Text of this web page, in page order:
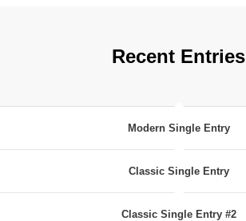
Recent Entries
Modern Single Entry
Classic Single Entry
Classic Single Entry #2